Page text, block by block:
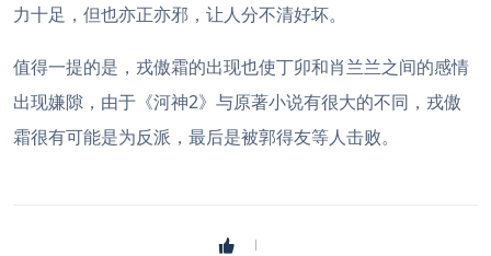
力十足，但也亦正亦邪，让人分不清好坏。
值得一提的是，戎傲霜的出现也使丁卯和肖兰兰之间的感情
出现嫌隙，由于《河神2》与原著小说有很大的不同，戎傲
霜很有可能是为反派，最后是被郭得友等人击败。